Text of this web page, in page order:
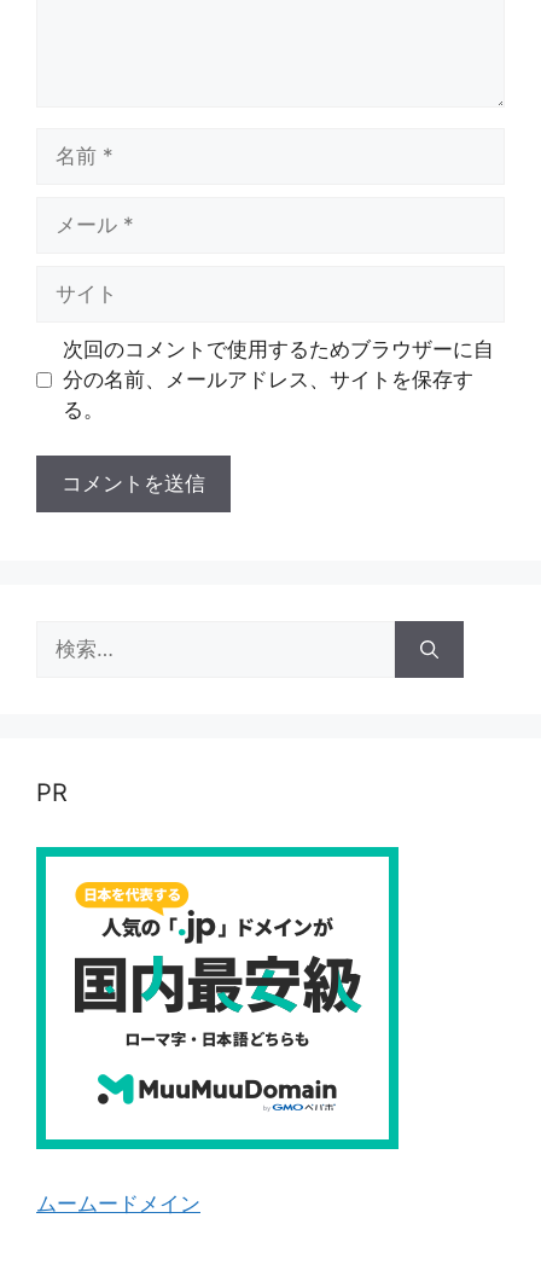
次回のコメントで使用するためブラウザーに自
分の名前、メールアドレス、サイトを保存す
る。
索:
PR
ムームードメイン